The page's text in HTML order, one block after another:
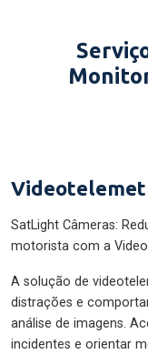
SatLight Câmeras:
motorista com a
A solução de
distrações e
análise de imagens.
incidentes e orientar